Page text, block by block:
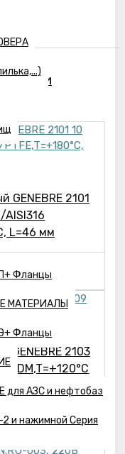
Фланцы
МАТЕРИАЛЫ
Фланцы
АЗС и нефтобаз
и нажимной Серия
GENEBRE 2101
AISI316
L=46 мм
GENEBRE 2103